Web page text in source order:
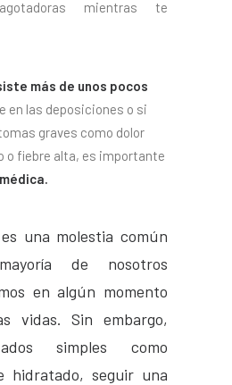
mientras te
más de unos pocos
en las deposiciones o si
graves como dolor
o fiebre alta, es importante
una molestia común
de nosotros
en algún momento
vidas. Sin embargo,
simples como
hidratado, seguir una